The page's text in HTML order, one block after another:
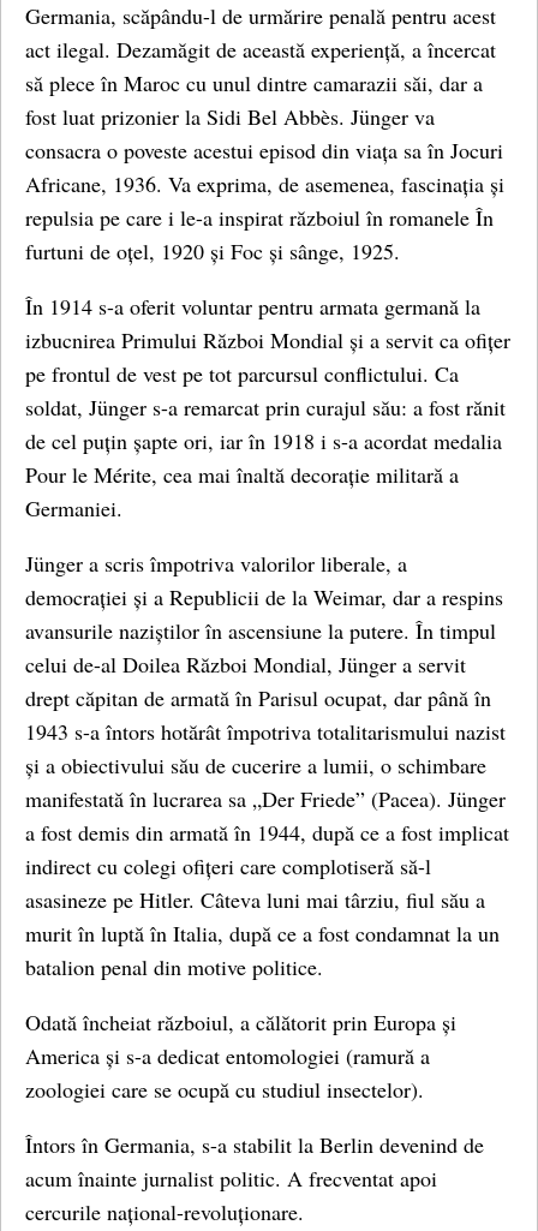
Germania, scăpându-l de urmărire penală pentru acest
act ilegal. Dezamăgit de această experiență, a încercat
să plece în Maroc cu unul dintre camarazii săi, dar a
fost luat prizonier la Sidi Bel Abbès. Jünger va
consacra o poveste acestui episod din viața sa în Jocuri
Africane, 1936. Va exprima, de asemenea, fascinația și
repulsia pe care i le-a inspirat războiul în romanele În
furtuni de oțel, 1920 și Foc și sânge, 1925.
În 1914 s-a oferit voluntar pentru armata germană la
izbucnirea Primului Război Mondial și a servit ca ofițer
pe frontul de vest pe tot parcursul conflictului. Ca
soldat, Jünger s-a remarcat prin curajul său: a fost rănit
de cel puțin șapte ori, iar în 1918 i s-a acordat medalia
Pour le Mérite, cea mai înaltă decorație militară a
Germaniei.
Jünger a scris împotriva valorilor liberale, a
democrației și a Republicii de la Weimar, dar a respins
avansurile naziștilor în ascensiune la putere. În timpul
celui de-al Doilea Război Mondial, Jünger a servit
drept căpitan de armată în Parisul ocupat, dar până în
1943 s-a întors hotărât împotriva totalitarismului nazist
și a obiectivului său de cucerire a lumii, o schimbare
manifestată în lucrarea sa „Der Friede” (Pacea). Jünger
a fost demis din armată în 1944, după ce a fost implicat
indirect cu colegi ofițeri care complotiseră să-l
asasineze pe Hitler. Câteva luni mai târziu, fiul său a
murit în luptă în Italia, după ce a fost condamnat la un
batalion penal din motive politice.
Odată încheiat războiul, a călătorit prin Europa și
America și s-a dedicat entomologiei (ramură a
zoologiei care se ocupă cu studiul insectelor).
Întors în Germania, s-a stabilit la Berlin devenind de
acum înainte jurnalist politic. A frecventat apoi
cercurile național-revoluționare.